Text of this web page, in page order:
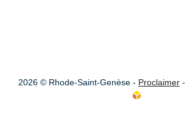
2026 © Rhode-Saint-Genèse - Proclaimer-